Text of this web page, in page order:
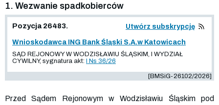
1. Wezwanie spadkobierców
Pozycja 26483. Utwórz subskrypcję
Wnioskodawca ING Bank Śląski S.A.w Katowicach
SĄD REJONOWY W WODZISŁAWIU ŚLĄSKIM, I WYDZIAŁ
CYWILNY, sygnatura akt: I Ns 36/26
[BMSiG-26102/2026]
Przed Sądem Rejonowym w Wodzisławiu Śląskim pod